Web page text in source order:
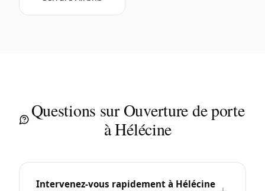
Questions sur Ouverture de porte
à Hélécine
Intervenez-vous rapidement à Hélécine